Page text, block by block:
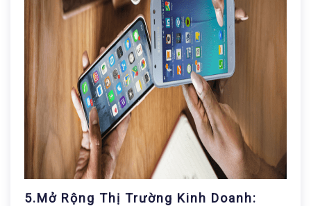
5.Mở Rộng Thị Trường Kinh Doanh: